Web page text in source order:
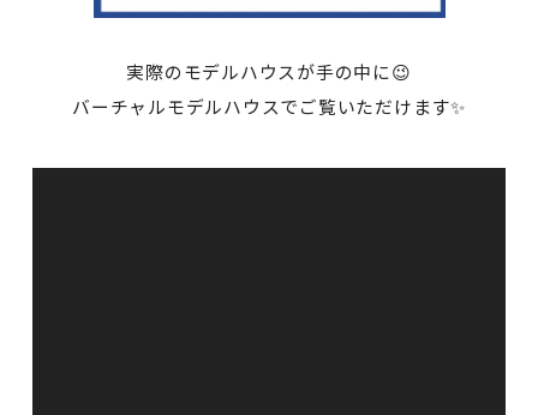
実際のモデルハウスが手の中に😉
バーチャルモデルハウスでご覧いただけます✨